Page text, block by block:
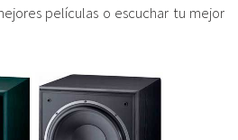
películas o escuchar tu mejor